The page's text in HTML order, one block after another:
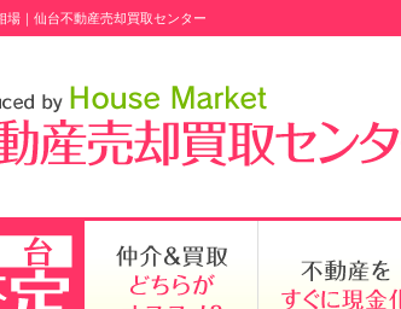
｜仙台不動産売却買取センター